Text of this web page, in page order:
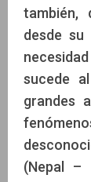
también,
desde su
sucede
grandes
(Nepal –